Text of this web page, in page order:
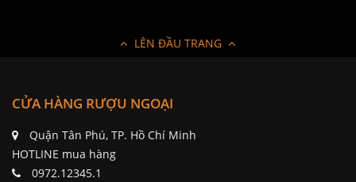
LÊN ĐẦU TRANG
CỬA HÀNG RƯỢU NGOẠI
Quận Tân Phú, TP. Hồ Chí Minh
HOTLINE mua hàng
0972.12345.1